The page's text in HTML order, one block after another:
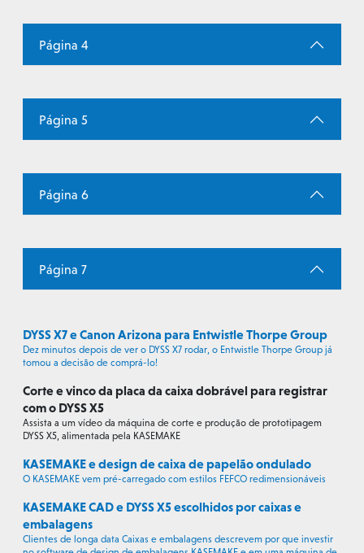
Página 4
Página 5
Página 6
Página 7
DYSS X7 e Canon Arizona para Entwistle Thorpe Group
Dez minutos depois de ver o DYSS X7 rodar, o Entwistle Thorpe Group já
tomou a decisão de comprá-lo!
Corte e vinco da placa da caixa dobrável para registrar
com o DYSS X5
Assista a um vídeo da máquina de corte e produção de prototipagem
DYSS X5, alimentada pela KASEMAKE
KASEMAKE e design de caixa de papelão ondulado
O KASEMAKE vem pré-carregado com estilos FEFCO redimensionáveis
KASEMAKE CAD e DYSS X5 escolhidos por caixas e
embalagens
Clientes de longa data Caixas e embalagens descrevem por que investir